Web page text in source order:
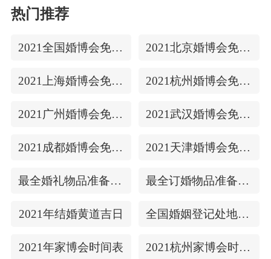
热门推荐
2021全国婚博会免费门票 2021北京婚博会免费门票
2021上海婚博会免费门票 2021杭州婚博会免费门票
2021广州婚博会免费门票 2021武汉婚博会免费门票
2021成都婚博会免费门票 2021天津婚博会免费门票
最全婚礼物品准备清单 最全订婚物品准备清单
2021年结婚黄道吉日 全国婚姻登记处地址/上下时间
2021年家博会时间表 2021杭州家博会时间表